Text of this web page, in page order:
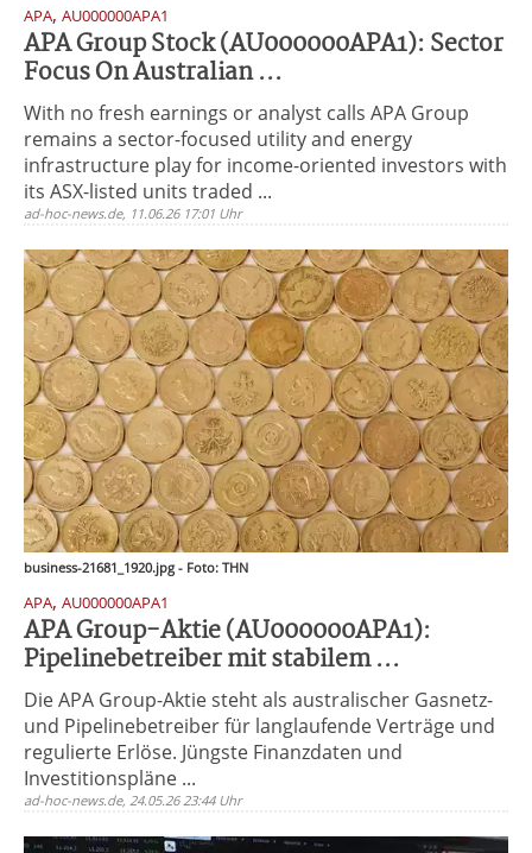
APA, AU000000APA1
APA Group Stock (AU000000APA1): Sector
Focus On Australian ...
With no fresh earnings or analyst calls APA Group
remains a sector-focused utility and energy
infrastructure play for income-oriented investors with
its ASX-listed units traded ...
ad-hoc-news.de, 11.06.26 17:01 Uhr
business-21681_1920.jpg - Foto: THN
APA, AU000000APA1
APA Group-Aktie (AU000000APA1):
Pipelinebetreiber mit stabilem ...
Die APA Group-Aktie steht als australischer Gasnetz-
und Pipelinebetreiber für langlaufende Verträge und
regulierte Erlöse. Jüngste Finanzdaten und
Investitionspläne ...
ad-hoc-news.de, 24.05.26 23:44 Uhr